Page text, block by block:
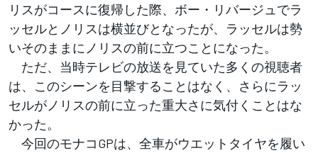
リスがコースに復帰した際、ボー・リバージュでラ
ッセルとノリスは横並びとなったが、ラッセルは勢
いそのままにノリスの前に立つことになった。
ただ、当時テレビの放送を見ていた多くの視聴者
は、このシーンを目撃することはなく、さらにラッ
セルがノリスの前に立った重大さに気付くことはな
かった。
今回のモナコGPは、全車がウエットタイヤを履い